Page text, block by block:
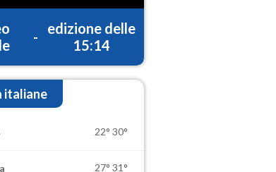
-
edizione delle
15:14
italiane
22° 30°
27° 31°